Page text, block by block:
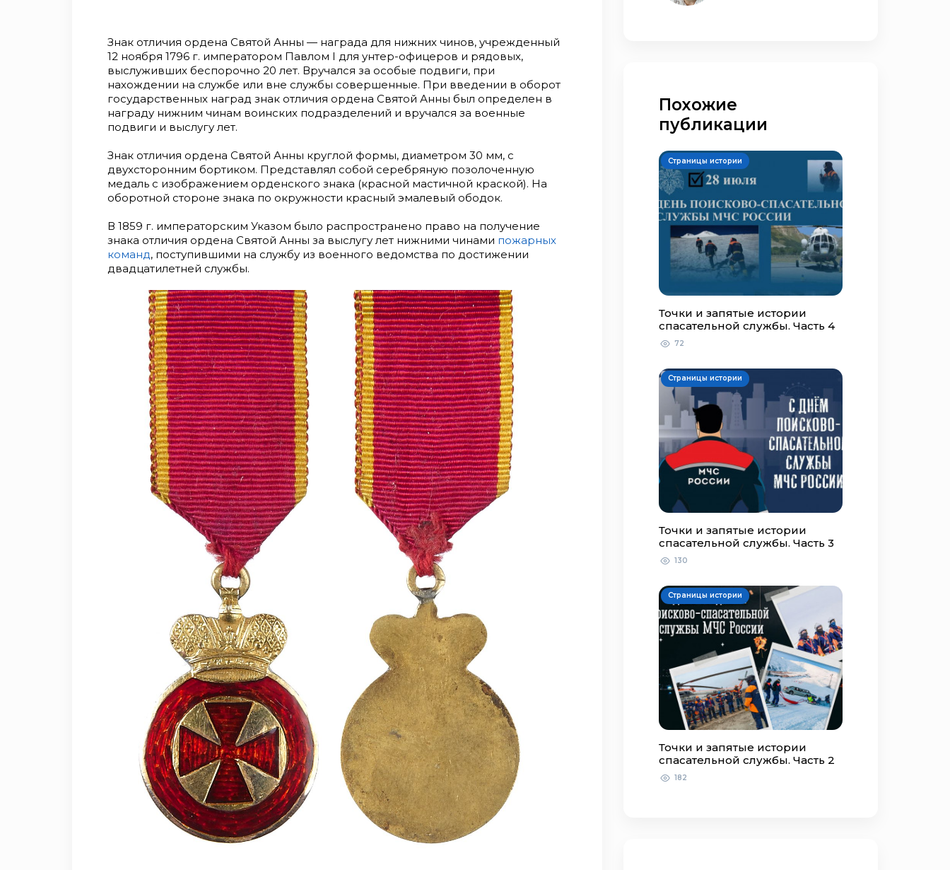
Знак отличия ордена Святой Анны — награда для нижних чинов, учрежденный
12 ноября 1796 г. императором Павлом I для унтер-офицеров и рядовых,
выслуживших беспорочно 20 лет. Вручался за особые подвиги, при
нахождении на службе или вне службы совершенные. При введении в оборот
государственных наград знак отличия ордена Святой Анны был определен в
награду нижним чинам воинских подразделений и вручался за военные
подвиги и выслугу лет.
Знак отличия ордена Святой Анны круглой формы, диаметром 30 мм, с
двухсторонним бортиком. Представлял собой серебряную позолоченную
медаль с изображением орденского знака (красной мастичной краской). На
оборотной стороне знака по окружности красный эмалевый ободок.
В 1859 г. императорским Указом было распространено право на получение
знака отличия ордена Святой Анны за выслугу лет нижними чинами пожарных
команд, поступившими на службу из военного ведомства по достижении
двадцатилетней службы.
Похожие
публикации
Страницы истории
Точки и запятые истории
спасательной службы. Часть 4
72
Страницы истории
Точки и запятые истории
спасательной службы. Часть 3
130
Страницы истории
Точки и запятые истории
спасательной службы. Часть 2
182